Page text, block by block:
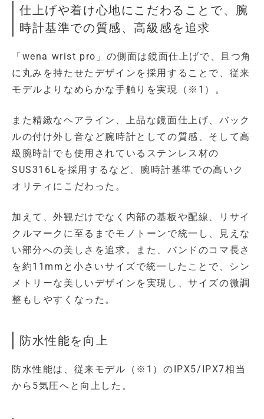
仕上げや着け心地にこだわることで、腕
時計基準での質感、高級感を追求
「wena wrist pro」の側面は鏡面仕上げで、且つ角
に丸みを持たせたデザインを採用することで、従来
モデルよりなめらかな手触りを実現（※1）。
また精緻なヘアライン、上品な鏡面仕上げ、バック
ルの付け外し音など腕時計としての質感、そして高
級腕時計でも使用されているステンレス材の
SUS316Lを採用するなど、腕時計基準での高いク
オリティにこだわった。
加えて、外観だけでなく内部の基板や配線、リサイ
クルマークに至るまでモノトーンで統一し、見えな
い部分への美しさを追求。また、バンドのコマ長さ
を約11mmと小さいサイズで統一したことで、シン
メトリーな美しいデザインを実現し、サイズの微調
整もしやすくなった。
防水性能を向上
防水性能は、従来モデル（※1）のIPX5/IPX7相当
から5気圧へと向上した。